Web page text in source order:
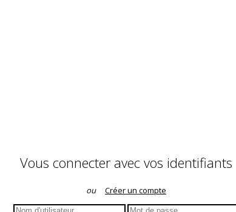
Vous connecter avec vos identifiants
ou Créer un compte